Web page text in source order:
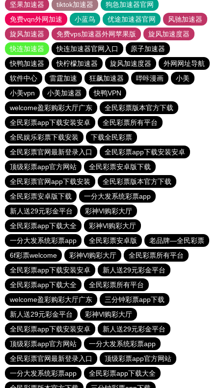
坚果加速器
tiktok加速器
狗急加速器官网
免费vqn外网加速
小蓝鸟 优途加速器官网
风驰加速器
旋风加速器
免费vps加速器外网苹果版
旋风加速度器
快连加速器
快连加速器官网入口
原子加速器
快鸭加速器
快柠檬加速器 旋风加速度器
外网网址导航
软件中心
雷霆加速 狂飙加速器 哔咔漫画
小美
小美vpn
小美加速器
快鸭VPN
welcome盈彩购彩大厅广东
全民彩票版本官方下载
全民彩票app下载安装安卓
全民彩票所有平台
全民娱乐彩票下载安装
下载全民彩票
全民彩票官网最新登录入口
全民彩票app下载安装安卓
顶级彩票app官方网站
全民彩票安卓版下载
全民彩票官网app下载安装
全民彩票版本官方下载
全民彩票安卓版下载
一分大发系统彩票app
新人送29元彩金平台
彩神Vl购彩大厅
全民彩票app下载大全
彩神Vl购彩大厅
一分大发系统彩票app
全民彩票安卓版
老品牌—全民彩票
6f彩票welcome
彩神Vl购彩大厅
全民彩票所有平台
全民彩票app下载安装安卓
新人送29元彩金平台
全民彩票app下载大全
全民彩票所有平台
welcome盈彩购彩大厅广东
三分钟彩票app下载
新人送29元彩金平台
彩神Vl购彩大厅
全民彩票app下载安装安卓
新人送29元彩金平台
顶级彩票app官方网站
一分大发系统彩票app
全民彩票官网最新登录入口
顶级彩票app官方网站
一分大发系统彩票app
全民彩票app下载大全